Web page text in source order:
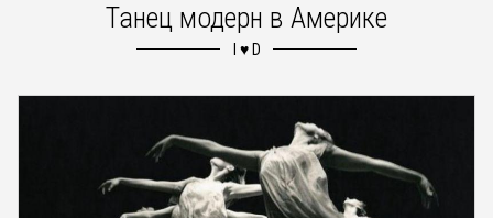
Танец модерн в Америке